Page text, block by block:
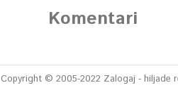
Komentari
Copyright © 2005-2022 Zalogaj - hiljade